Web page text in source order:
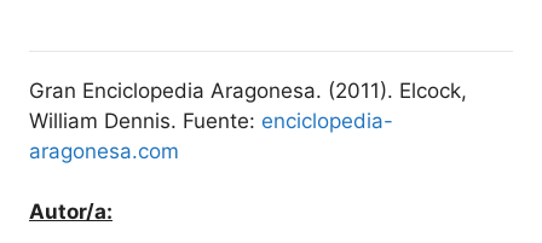
Gran Enciclopedia Aragonesa. (2011). Elcock,
William Dennis. Fuente: enciclopedia-
aragonesa.com
Autor/a: